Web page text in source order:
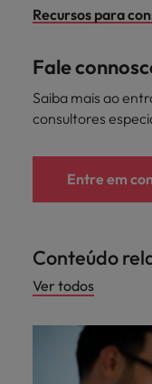
Recursos para
Fale
Saiba mais ao
consultores
Entre em
Conteúdo
Ver todos